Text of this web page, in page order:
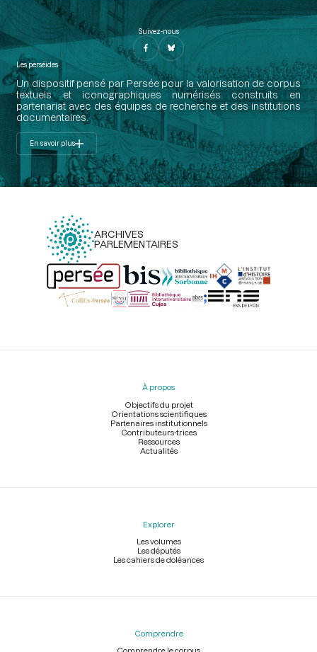
Suivez-nous
Les perséides
Un dispositif pensé par Persée pour la valorisation de corpus
textuels et iconographiques numérisés construits en
partenariat avec des équipes de recherche et des institutions
documentaires.
En savoir plus
ARCHIVES
PARLEMENTAIRES
Menu
À propos
Objectifs du projet
Orientations scientifiques
Partenaires institutionnels
Contributeurs-trices
Ressources
Actualités
Explorer
Les volumes
Les députés
Les cahiers de doléances
Comprendre